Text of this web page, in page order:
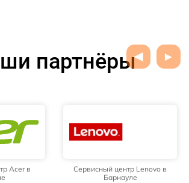
партнёры
Acer в
Сервисный центр Lenovo в
Барнауле